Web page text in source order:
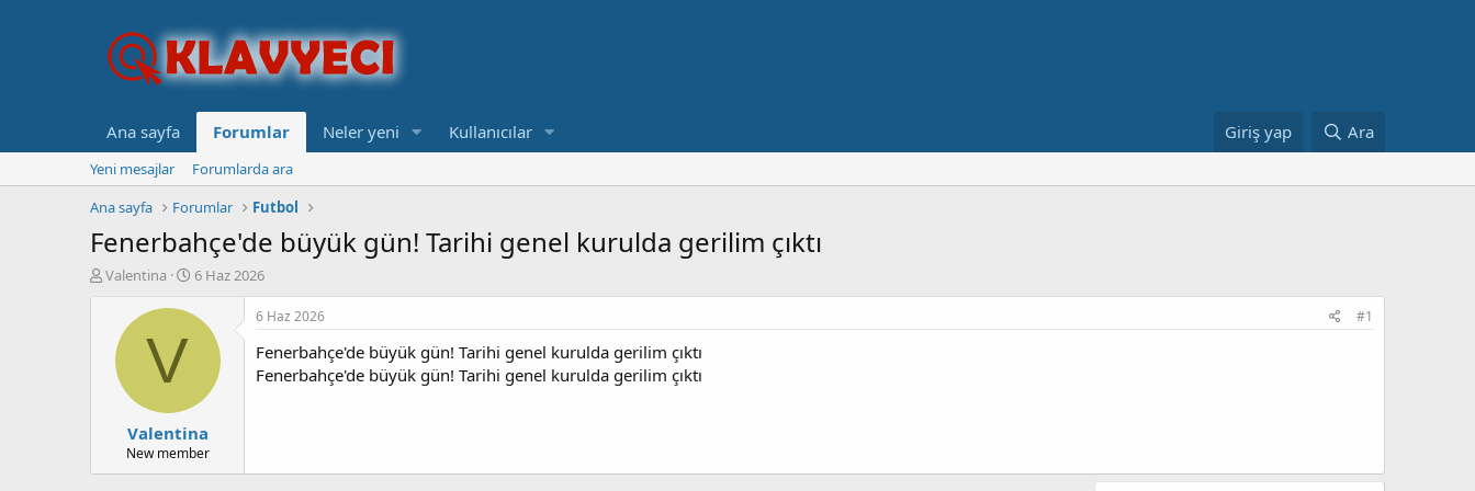
Ana sayfa Forumlar Neler yeni Kullanıcılar Giriş yap Ara
Yeni mesajlar
Forumlarda ara
Ana sayfa
Forumlar Futbol
Fenerbahçe'de büyük gün! Tarihi genel kurulda gerilim çıktı
K
l
Valentina
B
ş
ı
ç
t
a
6 Haz 2026
V
Valentina
New member
6 Haz 2026 #1
Fenerbahçe'de büyük gün! Tarihi genel kurulda gerilim çıktı
Fenerbahçe'de büyük gün! Tarihi genel kurulda gerilim çıktı